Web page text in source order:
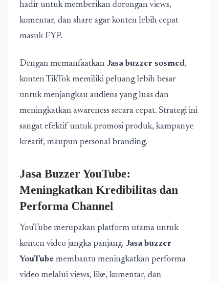
hadir untuk memberikan dorongan views,
komentar, dan share agar konten lebih cepat
masuk FYP.
Dengan memanfaatkan Jasa buzzer sosmed,
konten TikTok memiliki peluang lebih besar
untuk menjangkau audiens yang luas dan
meningkatkan awareness secara cepat. Strategi ini
sangat efektif untuk promosi produk, kampanye
kreatif, maupun personal branding.
Jasa Buzzer YouTube:
Meningkatkan Kredibilitas dan
Performa Channel
YouTube merupakan platform utama untuk
konten video jangka panjang. Jasa buzzer
YouTube membantu meningkatkan performa
video melalui views, like, komentar, dan